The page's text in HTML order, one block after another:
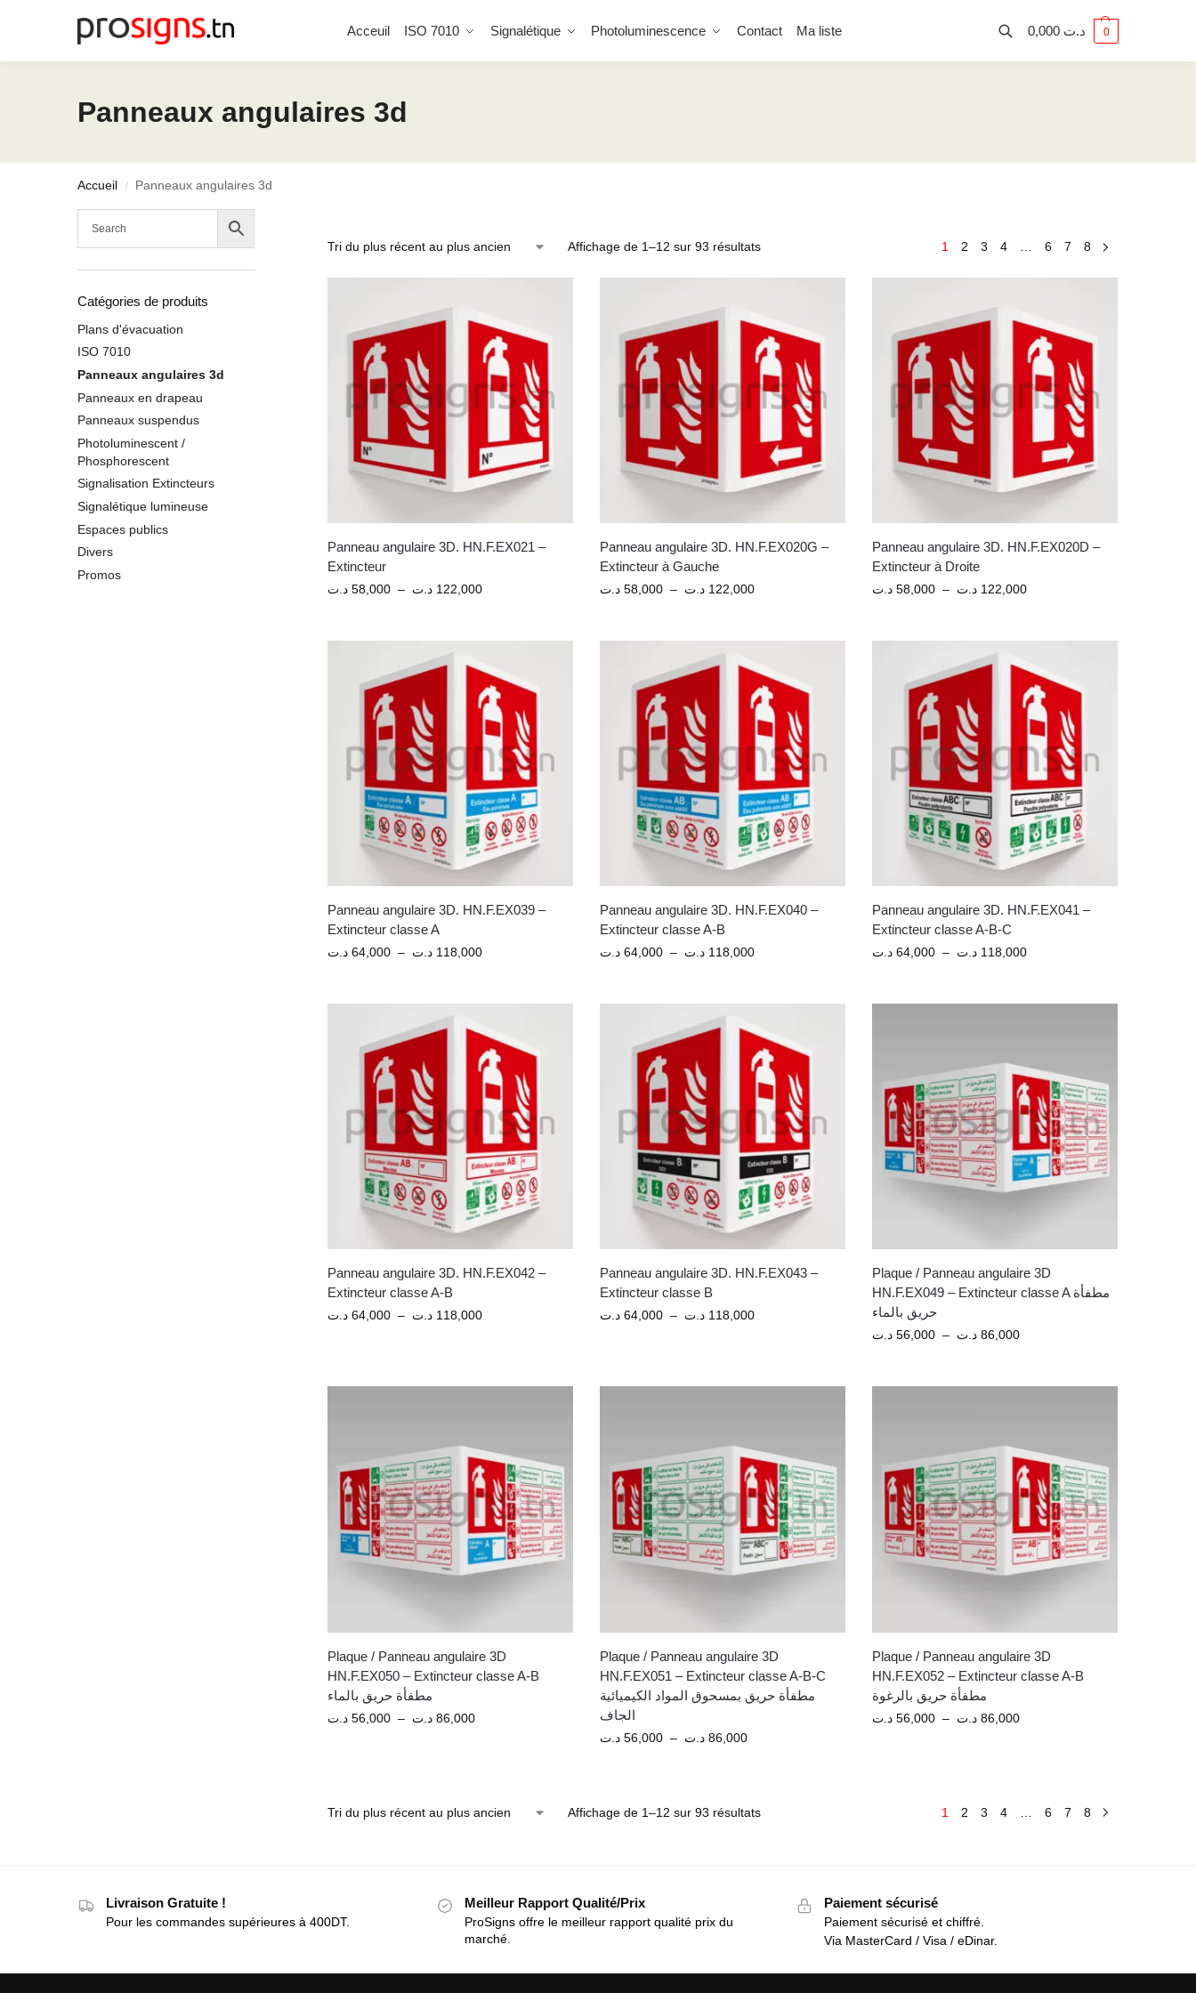
Acceuil ISO 7010 Signalétique Photoluminescence Contact Ma liste
Chercher 0,000 د.ت 0
Panneaux angulaires 3d
Accueil / Panneaux angulaires 3d
Affichage de 1–12 sur 93 résultats 1 2 3 4 6 7 8
Panneau angulaire 3D. HN.F.EX021 –
Extincteur
58,000 د.ت – 122,000 د.ت
Panneau angulaire 3D. HN.F.EX020G –
Extincteur à Gauche
58,000 د.ت – 122,000 د.ت
Panneau angulaire 3D. HN.F.EX020D –
Extincteur à Droite
58,000 د.ت – 122,000 د.ت
Panneau angulaire 3D. HN.F.EX039 –
Extincteur classe A
64,000 د.ت – 118,000 د.ت
Panneau angulaire 3D. HN.F.EX040 –
Extincteur classe A-B
64,000 د.ت – 118,000 د.ت
Panneau angulaire 3D. HN.F.EX041 –
Extincteur classe A-B-C
64,000 د.ت – 118,000 د.ت
Panneau angulaire 3D. HN.F.EX042 –
Extincteur classe A-B
64,000 د.ت – 118,000 د.ت
Panneau angulaire 3D. HN.F.EX043 –
Extincteur classe B
64,000 د.ت – 118,000 د.ت
Plaque / Panneau angulaire 3D
HN.F.EX049 – Extincteur classe A مطفأة
حريق بالماء
56,000 د.ت – 86,000 د.ت
Plaque / Panneau angulaire 3D
HN.F.EX050 – Extincteur classe A-B
مطفأة حريق بالماء
56,000 د.ت – 86,000 د.ت
Plaque / Panneau angulaire 3D
HN.F.EX051 – Extincteur classe A-B-C
مطفأة حريق بمسحوق المواد الكيميائية
الجاف
56,000 د.ت – 86,000 د.ت
Plaque / Panneau angulaire 3D
HN.F.EX052 – Extincteur classe A-B
مطفأة حريق بالرغوة
56,000 د.ت – 86,000 د.ت
Affichage de 1–12 sur 93 résultats 1 2 3 4 6 7 8
Catégories de produits
Plans d'évacuation
ISO 7010
Panneaux angulaires 3d
Panneaux en drapeau
Panneaux suspendus
Photoluminescent /
Phosphorescent
Signalisation Extincteurs
Signalétique lumineuse
Espaces publics
Divers
Promos
Livraison Gratuite !
Pour les commandes supérieures à 400DT.
Meilleur Rapport Qualité/Prix
ProSigns offre le meilleur rapport qualité prix du
marché.
Paiement sécurisé
Paiement sécurisé et chiffré.
Via MasterCard / Visa / eDinar.